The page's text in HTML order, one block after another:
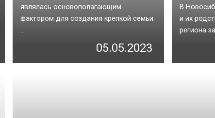
являлась основополагающим
фактором для создания крепкой семьи.
...
05.05.2023
В
и их
региона